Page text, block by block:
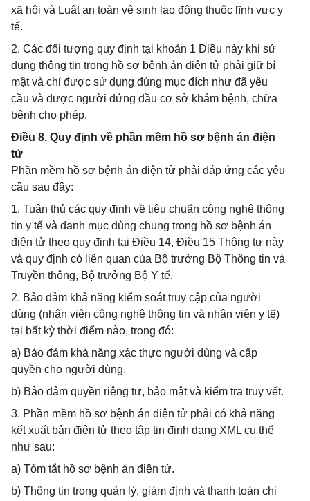
xã hội và Luật an toàn vệ sinh lao động thuộc lĩnh vực y
tế.
2. Các đối tượng quy định tại khoản 1 Điều này khi sử
dụng thông tin trong hồ sơ bệnh án điện tử phải giữ bí
mật và chỉ được sử dụng đúng mục đích như đã yêu
cầu và được người đứng đầu cơ sở khám bệnh, chữa
bệnh cho phép.
Điều 8. Quy định về phần mềm hồ sơ bệnh án điện
tử
Phần mềm hồ sơ bệnh án điện tử phải đáp ứng các yêu
cầu sau đây:
1. Tuân thủ các quy định về tiêu chuẩn công nghệ thông
tin y tế và danh mục dùng chung trong hồ sơ bệnh án
điện tử theo quy định tại Điều 14, Điều 15 Thông tư này
và quy định có liên quan của Bộ trưởng Bộ Thông tin và
Truyền thông, Bộ trưởng Bộ Y tế.
2. Bảo đảm khả năng kiểm soát truy cập của người
dùng (nhân viên công nghệ thông tin và nhân viên y tế)
tại bất kỳ thời điểm nào, trong đó:
a) Bảo đảm khả năng xác thực người dùng và cấp
quyền cho người dùng.
b) Bảo đảm quyền riêng tư, bảo mật và kiểm tra truy vết.
3. Phần mềm hồ sơ bệnh án điện tử phải có khả năng
kết xuất bản điện tử theo tập tin định dạng XML cụ thể
như sau:
a) Tóm tắt hồ sơ bệnh án điện tử.
b) Thông tin trong quản lý, giám định và thanh toán chi